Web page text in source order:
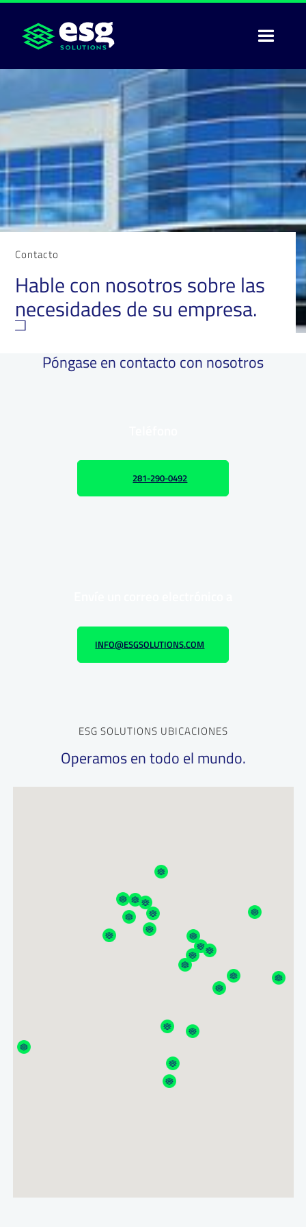
Contacto
Hable con nosotros sobre las
necesidades de su empresa.
Póngase en contacto con nosotros
281-290-0492
INFO@ESGSOLUTIONS.COM
ESG SOLUTIONS UBICACIONES
Operamos en todo el mundo.